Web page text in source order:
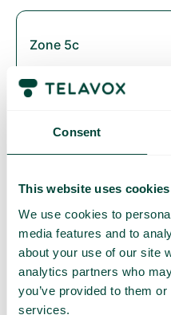
Consent
This website uses cookies
We use cookies to
media features and to
about your use of our site
analytics partners who
you’ve provided to them
services.
Zone 5c
Zone 6
Thailand
Zone 2B